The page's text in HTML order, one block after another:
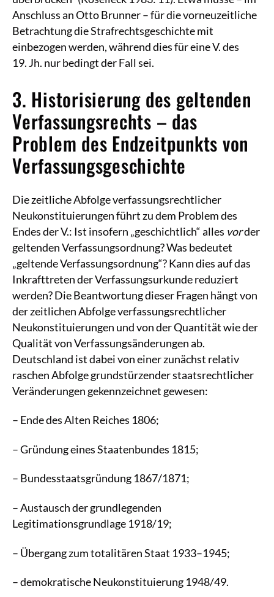
Anschluss an Otto Brunner – für die vorneuzeitliche
Betrachtung die Strafrechtsgeschichte mit
einbezogen werden, während dies für eine V. des
19. Jh. nur bedingt der Fall sei.
3. Historisierung des geltenden
Verfassungsrechts – das
Problem des Endzeitpunkts von
Verfassungsgeschichte
Die zeitliche Abfolge verfassungsrechtlicher
Neukonstituierungen führt zu dem Problem des
Endes der V.: Ist insofern „geschichtlich“ alles vorder
geltenden Verfassungsordnung? Was bedeutet
„geltende Verfassungsordnung“? Kann dies auf das
Inkrafttreten der Verfassungsurkunde reduziert
werden? Die Beantwortung dieser Fragen hängt von
der zeitlichen Abfolge verfassungsrechtlicher
Neukonstituierungen und von der Quantität wie der
Qualität von Verfassungsänderungen ab.
Deutschland ist dabei von einer zunächst relativ
raschen Abfolge grundstürzender staatsrechtlicher
Veränderungen gekennzeichnet gewesen:
– Ende des Alten Reiches 1806;
– Gründung eines Staatenbundes 1815;
– Bundesstaatsgründung 1867/1871;
– Austausch der grundlegenden
Legitimationsgrundlage 1918/19;
– Übergang zum totalitären Staat 1933–1945;
– demokratische Neukonstituierung 1948/49.